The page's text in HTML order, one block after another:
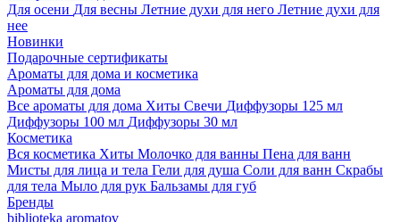
Для осени Для весны Летние духи для него Летние духи для
нее
Новинки
Подарочные сертификаты
Ароматы для дома и косметика
Ароматы для дома
Все ароматы для дома Хиты Свечи Диффузоры 125 мл
Диффузоры 100 мл Диффузоры 30 мл
Косметика
Вся косметика Хиты Молочко для ванны Пена для ванн
Мисты для лица и тела Гели для душа Соли для ванн Скрабы
для тела Мыло для рук Бальзамы для губ
Бренды
biblioteka aromatov